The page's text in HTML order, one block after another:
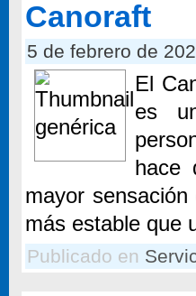
Canoraft
5 de febrero de
El
es
hace
mayor
más estable que
Publicado en